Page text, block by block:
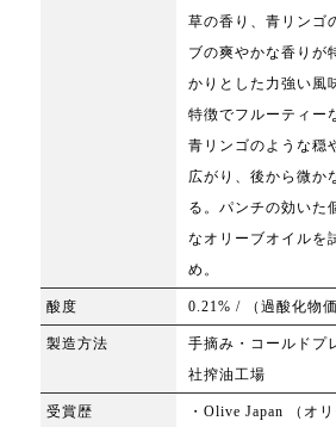
草の香り、青リンゴ
ブの爽やかな香りが
かりとした力強い風
特徴でフルーティー
青リンゴのような穏
広がり、後から微か
る。パンチの効いた
なオリーブオイルを
め。
酸度 0.21% / （過酸化物
製造方法
手摘み・コールドプ
社搾油工場
受賞歴 ・Olive Japan （ オ